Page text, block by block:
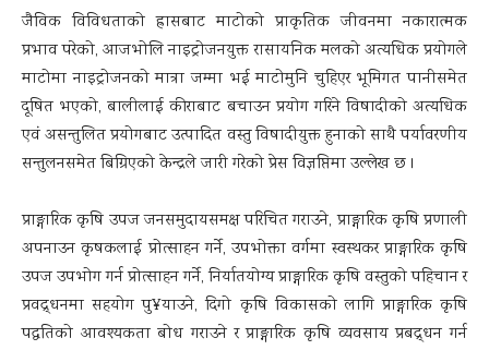
जैविक विविधताको ह्रासबाट माटोको प्राकृतिक जीवनमा नकारात्मक
प्रभाव परेको, आजभोलि नाइट्रोजनयुक्त रासायनिक मलको अत्यधिक प्रयोगले
माटोमा नाइट्रोजनको मात्रा जम्मा भई माटोमुनि चुहिएर भूमिगत पानीसमेत
दूषित भएको, बालीलाई कीराबाट बचाउन प्रयोग गरिने विषादीको अत्यधिक
एवं असन्तुलित प्रयोगबाट उत्पादित वस्तु विषादीयुक्त हुनाको साथै पर्यावरणीय
सन्तुलनसमेत बिग्रिएको केन्द्रले जारी गरेको प्रेस विज्ञप्तिमा उल्लेख छ ।
प्राङ्गारिक कृषि उपज जनसमुदायसमक्ष परिचित गराउने, प्राङ्गारिक कृषि प्रणाली
अपनाउन कृषकलाई प्रोत्साहन गर्ने, उपभोक्ता वर्गमा स्वस्थकर प्राङ्गारिक कृषि
उपज उपभोग गर्न प्रोत्साहन गर्ने, निर्यातयोग्य प्राङ्गारिक कृषि वस्तुको पहिचान र
प्रवद्र्धनमा सहयोग पु¥याउने, दिगो कृषि विकासको लागि प्राङ्गारिक कृषि
पद्धतिको आवश्यकता बोध गराउने र प्राङ्गारिक कृषि व्यवसाय प्रबद्र्धन गर्न